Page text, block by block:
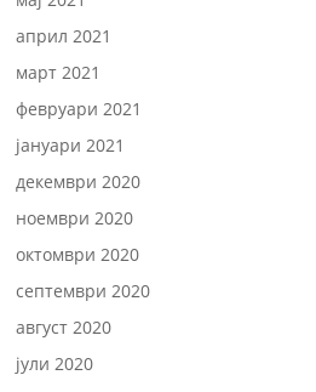
април 2021
март 2021
февруари 2021
јануари 2021
декември 2020
ноември 2020
октомври 2020
септември 2020
август 2020
јули 2020